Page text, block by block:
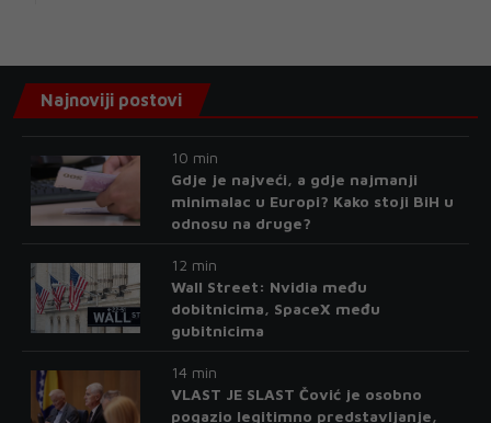
Najnoviji postovi
10 min
Gdje je najveći, a gdje najmanji
minimalac u Europi? Kako stoji BiH u
odnosu na druge?
12 min
Wall Street: Nvidia među
dobitnicima, SpaceX među
gubitnicima
14 min
VLAST JE SLAST Čović je osobno
pogazio legitimno predstavljanje,